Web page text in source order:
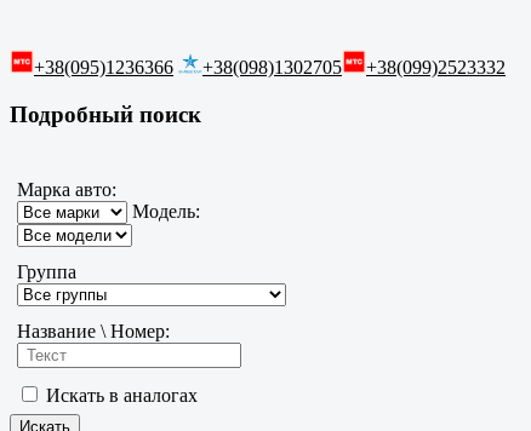
+38(095)1236366 +38(098)1302705 +38(099)2523332
Подробный поиск
Марка авто:
Модель:
Группа
Название \ Номер:
Искать в аналогах